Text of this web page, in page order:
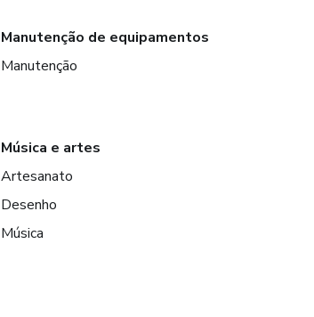
Manutenção de equipamentos
Manutenção
Música e artes
Artesanato
Desenho
Música